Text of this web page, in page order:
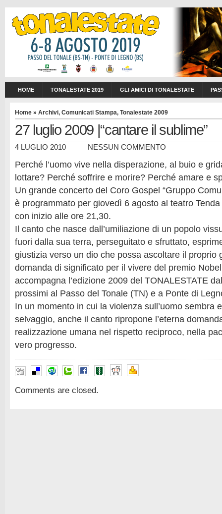
HOME TONALESTATE 2019 GLI AMICI DI TONALESTATE
Home » Archivi, Comunicati Stampa, Tonalestate 2009
27 luglio 2009 |“cantare il sublime”
4 LUGLIO 2010 NESSUN COMMENTO
Perché l’uomo vive nella disperazione, al buio e
lottare? Perché soffrire e morire? Perché amare e
Un grande concerto del Coro Gospel “Gruppo
è programmato per giovedì 6 agosto al teatro
con inizio alle ore 21,30.
Il canto che nasce dall’umiliazione di un popolo
fuori dalla sua terra, perseguitato e sfruttato,
giustizia verso un dio che possa ascoltare il proprio
domanda di significato per il vivere del premio
accompagna l’edizione 2009 del TONALESTATE
prossimi al Passo del Tonale (TN) e a Ponte di
In un momento in cui la violenza sull’uomo sembra
selvaggio, anche il canto ripropone l’eterna
realizzazione umana nel rispetto reciproco, nella
vero progresso.
Comments are closed.